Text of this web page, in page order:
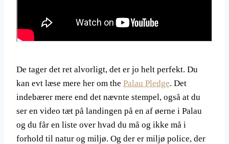
De tager det ret alvorligt, det er jo helt perfekt. Du
kan evt læse mere her om the Palau Pledge. Det
indebærer mere end det nævnte stempel, også at du
ser en video tæt på landingen på en af øerne i Palau
og du får en liste over hvad du må og ikke må i
forhold til natur og miljø. Og der er miljø police, der